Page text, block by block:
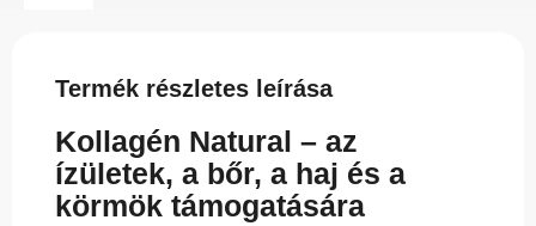
Termék részletes leírása
Kollagén Natural – az
ízületek, a bőr, a haj és a
körmök támogatására